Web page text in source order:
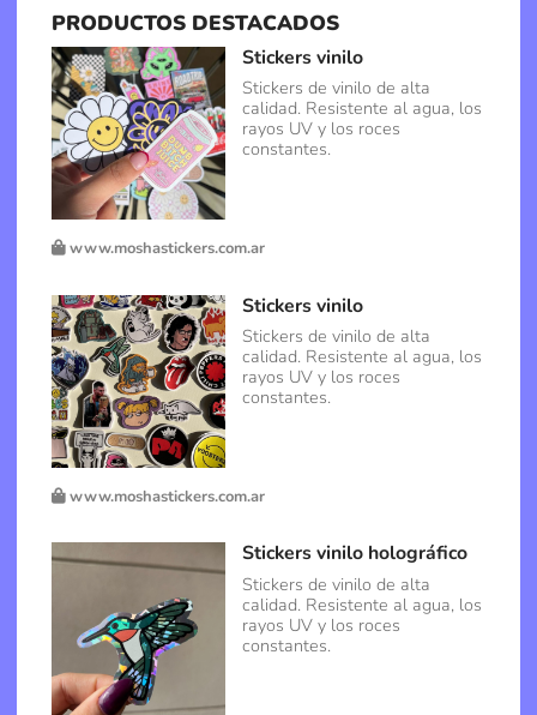
PRODUCTOS DESTACADOS
Stickers vinilo
Stickers de vinilo de alta
calidad. Resistente al agua, los
rayos UV y los roces
constantes.
www.moshastickers.com.ar
Stickers vinilo
Stickers de vinilo de alta
calidad. Resistente al agua, los
rayos UV y los roces
constantes.
www.moshastickers.com.ar
Stickers vinilo holográfico
Stickers de vinilo de alta
calidad. Resistente al agua, los
rayos UV y los roces
constantes.